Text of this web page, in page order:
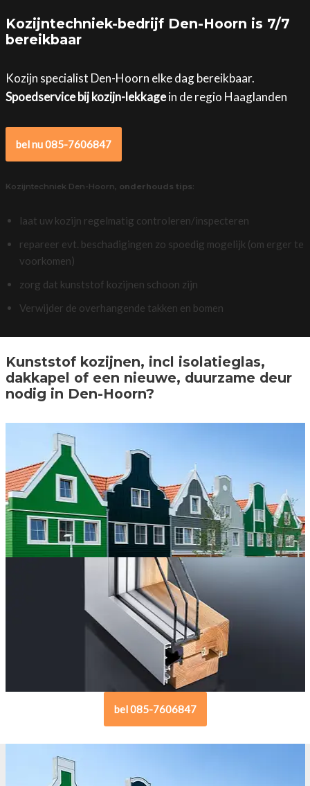
Kozijntechniek-bedrijf Den-Hoorn is 7/7
bereikbaar
Kozijn specialist Den-Hoorn elke dag bereikbaar.
Spoedservice bij kozijn-lekkagein de regio Haaglanden
bel nu 085-7606847
Kozijntechniek Den-Hoorn, onderhouds tips:
laat uw kozijn regelmatig controleren/inspecteren
repareer evt. beschadigingen zo spoedig mogelijk (om erger te
voorkomen)
zorg dat kunststof kozijnen schoon zijn
Verwijder de overhangende takken en bomen
Kunststof kozijnen, incl isolatieglas,
dakkapel of een nieuwe, duurzame deur
nodig in Den-Hoorn?
bel 085-7606847